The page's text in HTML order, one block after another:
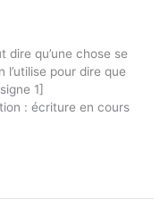
qu’une chose se
l’utilise pour dire que
1]
: écriture en cours